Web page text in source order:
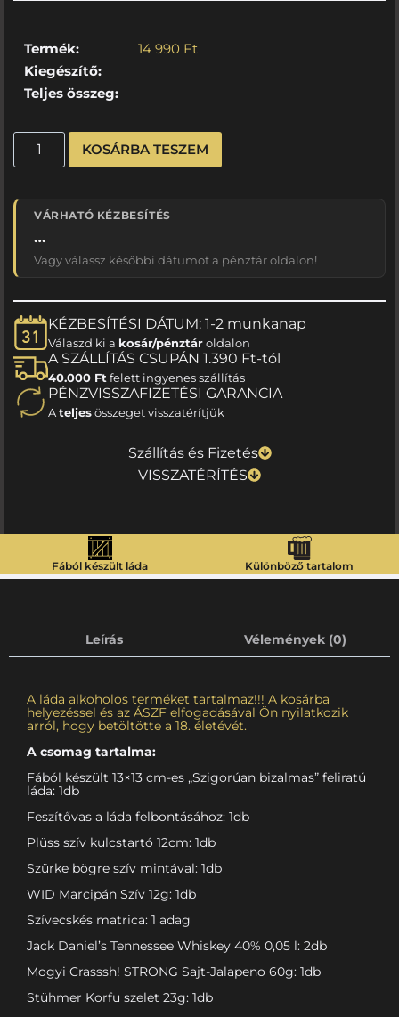
Termék: 14 990 Ft
Kiegészítő:
Teljes összeg:
KOSÁRBA TESZEM
VÁRHATÓ KÉZBESÍTÉS
…
Vagy válassz későbbi dátumot a pénztár oldalon!
KÉZBESÍTÉSI DÁTUM: 1-2 munkanap
Válaszd ki a kosár/pénztároldalon
A SZÁLLÍTÁS CSUPÁN 1.390 Ft-tól
40.000 Ftfelett ingyenes szállítás
PÉNZVISSZAFIZETÉSI GARANCIA
Ateljesösszeget visszatérítjük
Szállítás és Fizetés
VISSZATÉRÍTÉS
Fából készült láda Különböző tartalom
Leírás Vélemények (0)
A láda alkoholos terméket tartalmaz!!! A kosárba
helyezéssel és az ÁSZF elfogadásával Ön nyilatkozik
arról, hogy betöltötte a 18. életévét.
A csomag tartalma:
Fából készült 13×13 cm-es „Szigorúan bizalmas” feliratú
láda: 1db
Feszítővas a láda felbontásához: 1db
Plüss szív kulcstartó 12cm: 1db
Szürke bögre szív mintával: 1db
WID Marcipán Szív 12g: 1db
Szívecskés matrica: 1 adag
Jack Daniel’s Tennessee Whiskey 40% 0,05 l: 2db
Mogyi Crasssh! STRONG Sajt-Jalapeno 60g: 1db
Stühmer Korfu szelet 23g: 1db